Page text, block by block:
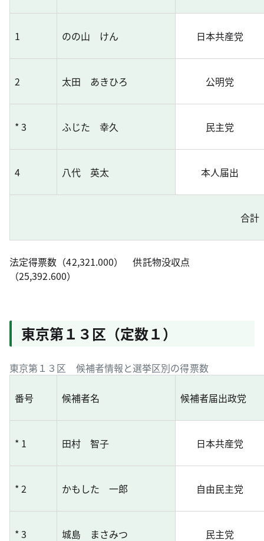
1 のの山 けん 日本共産党
2 太田 あきひろ 公明党
* 3 ふじた 幸久 民主党
4 八代 英太 本人届出
合計
法定得票数（42,321.000） 供託物没収点
（25,392.600）
東京第１３区（定数１）
東京第１３区 候補者情報と選挙区別の得票数
番号 候補者名 候補者届出政党
* 1 田村 智子 日本共産党
* 2 かもした 一郎 自由民主党
* 3 城島 まさみつ 民主党